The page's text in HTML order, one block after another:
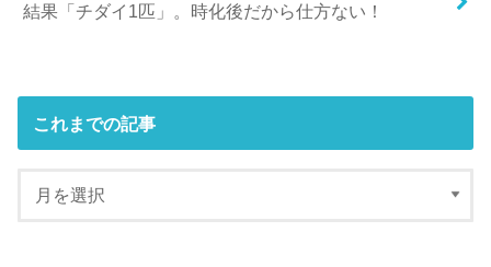
結果「チダイ1匹」。時化後だから仕方ない！
これまでの記事